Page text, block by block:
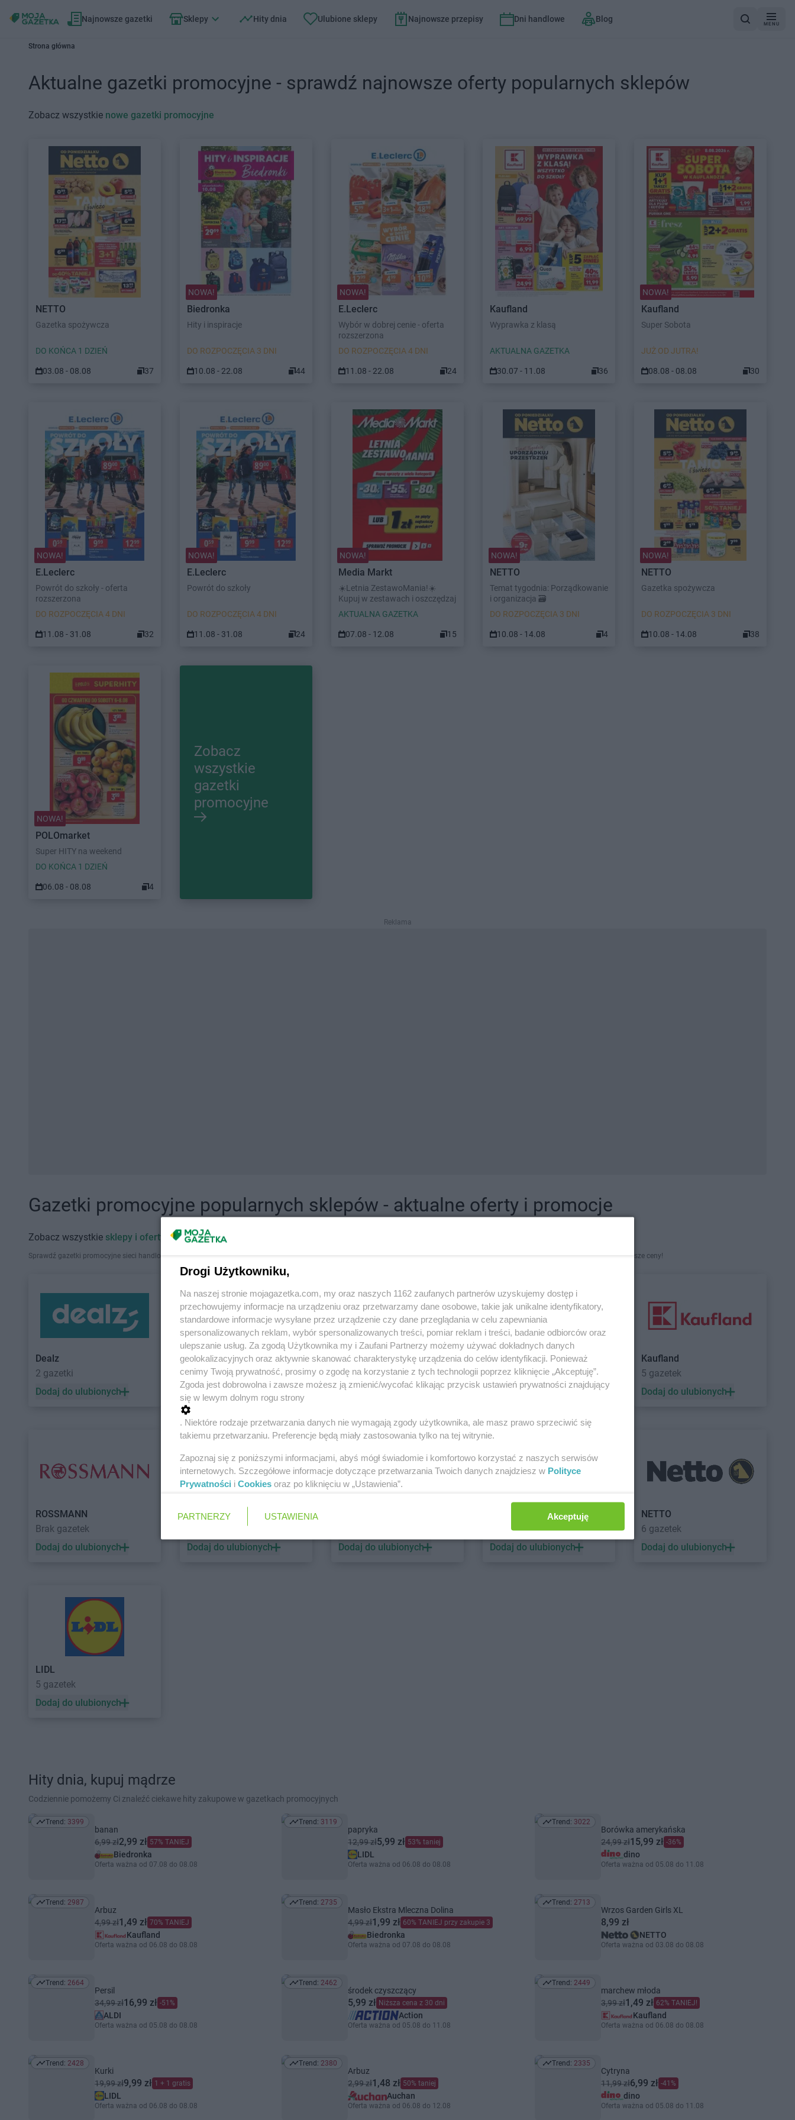
Najnowsze gazetki Sklepy Hity dnia Ulubione sklepy Najnowsze przepisy Dni handlowe Blog
MENU
Strona główna
Aktualne gazetki promocyjne - sprawdź najnowsze oferty popularnych sklepów
Zobacz wszystkie nowe gazetki promocyjne
NETTO
Gazetka spożywcza
DO KOŃCA 1 DZIEŃ
03.08 - 08.08 37
NOWA!
Biedronka
Hity i inspiracje
DO ROZPOCZĘCIA 3 DNI
10.08 - 22.08 44
NOWA!
E.Leclerc
Wybór w dobrej cenie - oferta
rozszerzona
DO ROZPOCZĘCIA 4 DNI
11.08 - 22.08 24
Kaufland
Wyprawka z klasą
AKTUALNA GAZETKA
30.07 - 11.08 36
NOWA!
Kaufland
Super Sobota
JUŻ OD JUTRA!
08.08 - 08.08 30
NOWA!
E.Leclerc
Powrót do szkoły - oferta
rozszerzona
DO ROZPOCZĘCIA 4 DNI
11.08 - 31.08 32
NOWA!
E.Leclerc
Powrót do szkoły
DO ROZPOCZĘCIA 4 DNI
11.08 - 31.08 24
NOWA!
Media Markt
☀️Letnia ZestawoMania!☀️
Kupuj w zestawach i oszczędzaj
AKTUALNA GAZETKA
07.08 - 12.08 15
NOWA!
NETTO
Temat tygodnia: Porządkowanie
i organizacja 🗃️
DO ROZPOCZĘCIA 3 DNI
10.08 - 14.08 4
NOWA!
NETTO
Gazetka spożywcza
DO ROZPOCZĘCIA 3 DNI
10.08 - 14.08 38
NOWA!
POLOmarket
Super HITY na weekend
DO KOŃCA 1 DZIEŃ
06.08 - 08.08 4
Zobacz
wszystkie
gazetki
promocyjne
Reklama
Gazetki promocyjne popularnych sklepów - aktualne oferty i promocje
Zobacz wszystkie sklepy i oferty promocyjne
Sprawdź gazetki promocyjne sieci handlowych, które działają w Polsce. Znajdziesz tutaj sklepy należące do lokalnych sieci oraz duże, znane super- i hipermarkety. Najlepsze promocje i najniższe ceny!
Dealz
2 gazetki
Dodaj do ulubionych
POLOmarket
11 gazetek
Dodaj do ulubionych
PEPCO
1 gazetka
Dodaj do ulubionych
dino
2 gazetki
Dodaj do ulubionych
Kaufland
5 gazetek
Dodaj do ulubionych
ROSSMANN
Brak gazetek
Dodaj do ulubionych
Auchan
Dodaj do ulubionych
Dodaj do ulubionych
12 gazetek
Dodaj do ulubionych
NETTO
6 gazetek
Dodaj do ulubionych
LIDL
5 gazetek
Dodaj do ulubionych
Hity dnia, kupuj mądrze
Codziennie pomożemy Ci znaleźć ciekawe hity zakupowe w gazetkach promocyjnych
Trend: 3399
Trend: 3399
banan
6,99 zł2,99 zł 57% TANIEJ
Biedronka
Oferta ważna od 07.08 do 08.08
Trend: 3119
Trend: 3119
papryka
12,99 zł5,99 zł 53% taniej
LIDL
Oferta ważna od 06.08 do 08.08
Trend: 3022
Trend: 3022
Borówka amerykańska
24,99 zł15,99 zł -36%
dino
Oferta ważna od 05.08 do 11.08
Trend: 2987
Trend: 2987
Arbuz
4,99 zł1,49 zł 70% TANIEJ
Kaufland
Oferta ważna od 06.08 do 08.08
Trend: 2735
Trend: 2735
Masło Ekstra Mleczna Dolina
4,99 zł1,99 zł 60% TANIEJ przy zakupie 3
Biedronka
Oferta ważna od 07.08 do 08.08
Trend: 2713
Trend: 2713
Wrzos Garden Girls XL
8,99 zł
NETTO
Oferta ważna od 03.08 do 08.08
Trend: 2664
Trend: 2664
Persil
34,99 zł16,99 zł -51%
ALDI
Oferta ważna od 05.08 do 08.08
Trend: 2462
Trend: 2462
środek czyszczący
5,99 zł Niższa cena z 30 dni
Action
Oferta ważna od 05.08 do 11.08
Trend: 2449
Trend: 2449
marchew młoda
3,99 zł1,49 zł 62% TANIEJ!
Kaufland
Oferta ważna od 06.08 do 08.08
Trend: 2428
Trend: 2428
Kurki
19,99 zł9,99 zł 1 + 1 gratis
LIDL
Oferta ważna od 06.08 do 08.08
Trend: 2380
Trend: 2380
Arbuz
2,99 zł1,48 zł 50% taniej
Auchan
Oferta ważna od 06.08 do 12.08
Trend: 2335
Trend: 2335
Cytryna
11,99 zł6,99 zł -41%
dino
Oferta ważna od 05.08 do 11.08
Drogi Użytkowniku,
Na naszej stronie mojagazetka.com, my oraz naszych 1162 zaufanych partnerów uzyskujemy dostęp i
przechowujemy informacje na urządzeniu oraz przetwarzamy dane osobowe, takie jak unikalne identyfikatory,
standardowe informacje wysyłane przez urządzenie czy dane przeglądania w celu zapewniania
spersonalizowanych reklam, wybór spersonalizowanych treści, pomiar reklam i treści, badanie odbiorców oraz
ulepszanie usług. Za zgodą Użytkownika my i Zaufani Partnerzy możemy używać dokładnych danych
geolokalizacyjnych oraz aktywnie skanować charakterystykę urządzenia do celów identyfikacji. Ponieważ
cenimy Twoją prywatność, prosimy o zgodę na korzystanie z tych technologii poprzez kliknięcie „Akceptuję”.
Zgoda jest dobrowolna i zawsze możesz ją zmienić/wycofać klikając przycisk ustawień prywatności znajdujący
się w lewym dolnym rogu strony
. Niektóre rodzaje przetwarzania danych nie wymagają zgody użytkownika, ale masz prawo sprzeciwić się
takiemu przetwarzaniu. Preferencje będą miały zastosowania tylko na tej witrynie.
Zapoznaj się z poniższymi informacjami, abyś mógł świadomie i komfortowo korzystać z naszych serwisów
internetowych. Szczegółowe informacje dotyczące przetwarzania Twoich danych znajdziesz w Polityce
Prywatności i Cookies oraz po kliknięciu w „Ustawienia”.
PARTNERZY USTAWIENIA Akceptuję